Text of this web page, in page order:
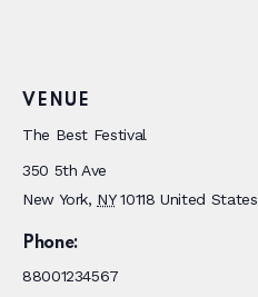
VENUE
The Best Festival
350 5th Ave
New York, NY 10118 United States
Phone:
88001234567